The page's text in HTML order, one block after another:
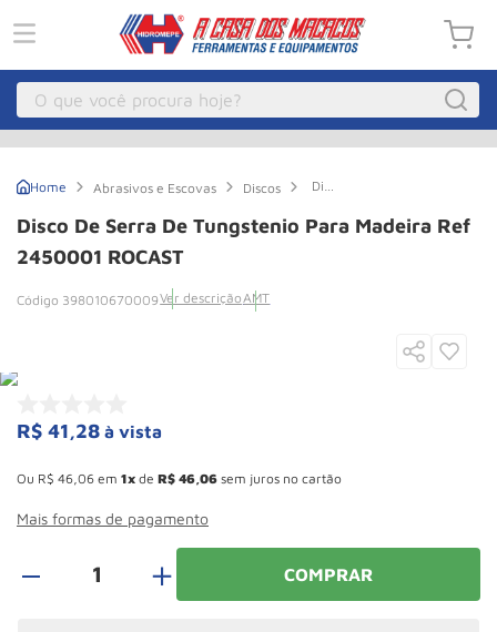
O que você procura hoje?
Abrasivos e Escovas Discos
Disco
Serra
de
Disco De Serra De Tungstenio Para Madeira Ref
2450001 ROCAST
398010670009Ver descriçãoAMT
R$ 41,28 à vista
Ou R$ 46 06 em 1 de R$ 46 06 sem juros no cartão
Mais formas de pagamento
＋ COMPRAR
3 Macaco Hidraulico
8 º Rodizio
9º Talha
10 º